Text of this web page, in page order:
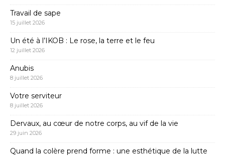
Travail de sape
15 juillet 2026
Un été à l’IKOB : Le rose, la terre et le feu
12 juillet 2026
Anubis
8 juillet 2026
Votre serviteur
8 juillet 2026
Dervaux, au cœur de notre corps, au vif de la vie
29 juin 2026
Quand la colère prend forme : une esthétique de la lutte